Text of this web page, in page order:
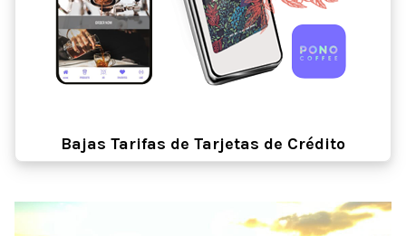
Bajas Tarifas de Tarjetas de Crédito